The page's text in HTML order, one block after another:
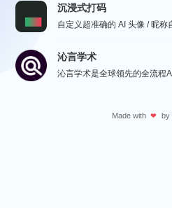
沉浸式打码
沁言学术
Made with ❤ by